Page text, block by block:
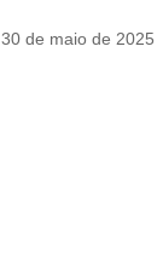
30 de maio de 2025